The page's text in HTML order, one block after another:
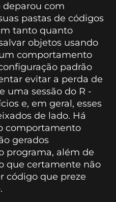
deparou com
pastas de códigos
tanto quanto
objetos usando
comportamento
padrão
evitar a perda de
uma sessão do R -
e, em geral, esses
de lado. Há
comportamento
gerados
programa, além de
que certamente não
código que preze